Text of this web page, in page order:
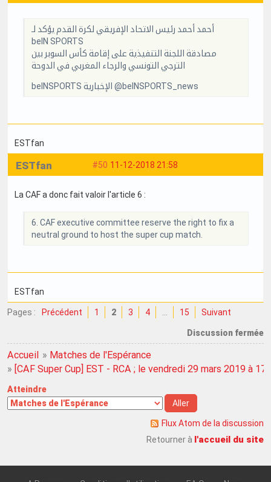
أحمد أحمد رئيس الاتحاد الإفريقي لكرة القدم يؤكد لـ
beIN SPORTS
مصادقة اللجنة التنفيذية على إقامة كأس السوبر بين
الترجي التونسي والرجاء المغربي في الدوحة
beINSPORTS الإخبارية @beINSPORTS_news
ESTfan
#50 11-12-2018 21:58
ESTfan
La CAF a donc fait valoir l'article 6 :
6. CAF executive committee reserve the right to fix a
neutral ground to host the super cup match.
ESTfan
Pages : Précédent 1 2 3 4 … 15 Suivant
Discussion fermée
Accueil » Matches de l'Espérance
» [CAF Super Cup] EST - RCA ; le vendredi 29 mars 2019 à
Atteindre
Flux Atom de la discussion
Retourner à l'accueil du site